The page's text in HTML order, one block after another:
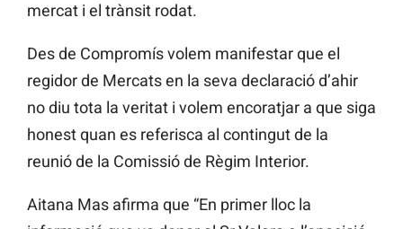
mercat i el trànsit rodat.
Des de Compromís volem manifestar que el
regidor de Mercats en la seva declaració d’ahir
no diu tota la veritat i volem encoratjar a que siga
honest quan es referisca al contingut de la
reunió de la Comissió de Règim Interior.
Aitana Mas afirma que “En primer lloc la